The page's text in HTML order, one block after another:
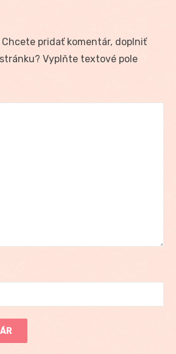
pridať komentár, doplniť
Vyplňte textové pole